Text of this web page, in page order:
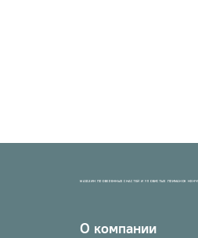
МАГАЗИН ПРОВЕРЕННЫХ СНАСТЕЙ И УЛОВИСТЫХ ПРИМАНОК НХНЧ!
О компании